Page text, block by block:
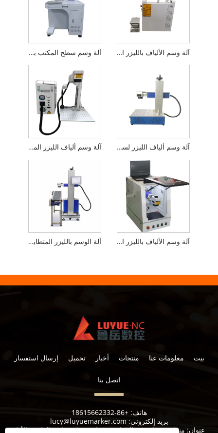
آلة وسم سطح المكتب بألياف الليزر آلة وسم الألياف بالليزر المحمولة
آلة وسم ألياف الليزر المحمولة آلة وسم ألياف الليزر لسطح المكتب المصغرة
آلة الوسم بالليزر المتطايرة لخط الإنتاج آلة وسم الألياف بالليزر المغلقة
بيت معلومات عنا منتجات أخبار تحميل إرسال استفسار
اتصل بنا
هاتف:+86-18615662332
بريد إلكتروني: lucy@luyuemarker.com
عنوان:
منطقة Donghao الصناعية ، شارع Qingping ، الطريق الأول